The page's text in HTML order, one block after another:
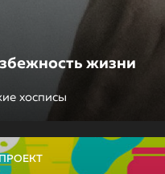
жизни
хосписы